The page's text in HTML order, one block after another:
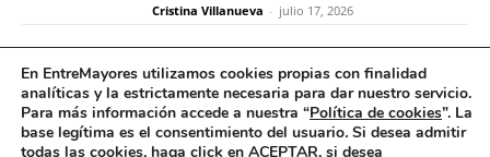
Cristina Villanueva - julio 17, 2026
Convive abre el plazo de
inscripción para estudiantes
y celebra 30 años uniendo a
En EntreMayores utilizamos cookies propias con finalidad
analíticas y la estrictamente necesaria para dar nuestro servicio.
Para más información accede a nuestra “Política de cookies”. La
base legítima es el consentimiento del usuario. Si desea admitir
todas las cookies, haga click en ACEPTAR, si desea